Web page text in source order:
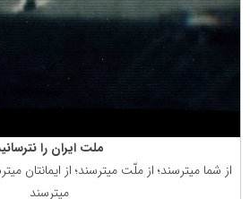
ملت ایران را
از شما میترسند؛ از ملّت میترسند؛ از ایمانتان
میترسند